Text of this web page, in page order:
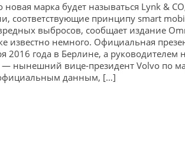
новая марка будет называться Lynk &
соответствующие принципу smart
выбросов, сообщает издание
известно немного. Официальная
2016 года в Берлине, а руководителем
— нынешний вице-президент Volvo по
данным, […]